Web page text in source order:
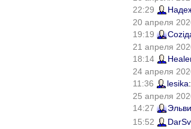
22:29
20 апреля
19:19
21 апреля
18:14
24 апреля
11:36
lesika
25 апреля
14:27
15:52